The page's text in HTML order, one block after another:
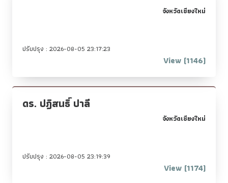
จังหวัดเชียงใหม่
ปรับปรุง : 2026-08-05 23:17:23
View (1146)
ดร. ปฎิสนธิ์ ปาลี
จังหวัดเชียงใหม่
ปรับปรุง : 2026-08-05 23:19:39
View (1174)